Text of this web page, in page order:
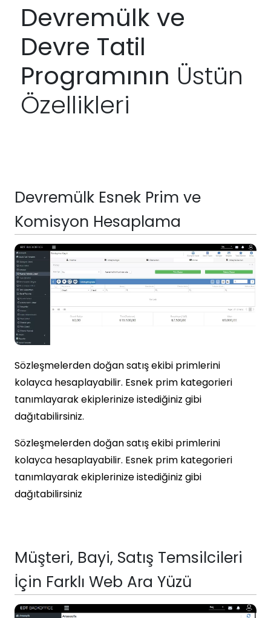
Devremülk ve
Devre Tatil
Programının Üstün
Özellikleri
Devremülk Esnek Prim ve
Komisyon Hesaplama
Sözleşmelerden doğan satış ekibi primlerini
kolayca hesaplayabilir. Esnek prim kategorieri
tanımlayarak ekiplerinize istediğiniz gibi
dağıtabilirsiniz.
Sözleşmelerden doğan satış ekibi primlerini
kolayca hesaplayabilir. Esnek prim kategorieri
tanımlayarak ekiplerinize istediğiniz gibi
dağıtabilirsiniz
Müşteri, Bayi, Satış Temsilcileri
İçin Farklı Web Ara Yüzü